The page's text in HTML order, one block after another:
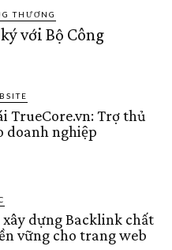
THƯƠNG
với Bộ Công
TrueCore.vn: Trợ thủ
doanh nghiệp
dựng Backlink chất
vững cho trang web